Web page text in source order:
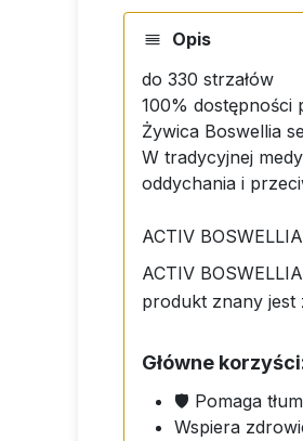
Opis
do 330 strzałów
100% dostępności
Żywica Boswellia
W tradycyjnej
oddychania i
ACTIV
ACTIV
produkt znany jest
Główne
🛡️ Pomaga
Wspiera